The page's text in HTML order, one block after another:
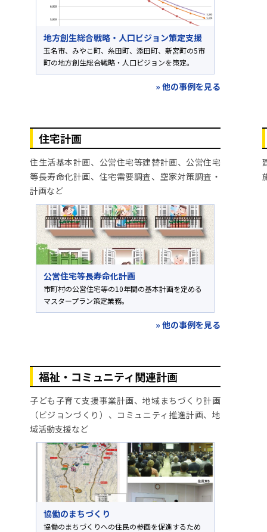
地方創生総合戦略・人口ビジョン策定支援
玉名市、みやこ町、糸田町、添田町、新宮町の5市
町の地方創生総合戦略・人口ビジョンを策定。
» 他の事例を見る
住宅計画
住生活基本計画、公営住宅等建替計画、公営住宅
等長寿命化計画、住宅需要調査、空家対策調査・
計画など
公営住宅等長寿命化計画
市町村の公営住宅等の10年間の基本計画を定める
マスタープラン策定業務。
» 他の事例を見る
福祉・コミュニティ関連計画
子ども子育て支援事業計画、地域まちづくり計画
（ビジョンづくり）、コミュニティ推進計画、地
域活動支援など
協働のまちづくり
協働のまちづくりへの住民の参画を促進するため